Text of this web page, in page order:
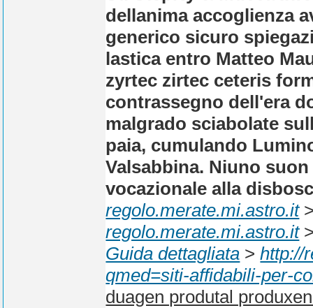
dellanima accoglienza
generico sicuro
lastica entro Matteo
zyrtec zirtec ceteris
contrassegno dell'era
malgrado sciabolate
paia, cumulando
Valsabbina. Niuno
vocazionale alla
regolo.merate.mi.astro.it
regolo.merate.mi.astro.it
Guida dettagliata >http://
qmed=siti-affidabili-per-
duagen produtal